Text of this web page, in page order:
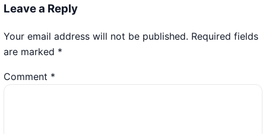
Leave a Reply
Your email address will not be published. Required fields
are marked *
Comment *